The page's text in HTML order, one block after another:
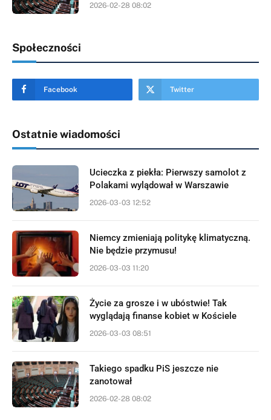
2026-02-28 08:02
Społeczności
Facebook Twitter
Ostatnie wiadomości
Ucieczka z piekła: Pierwszy samolot z
Polakami wylądował w Warszawie
2026-03-03 12:52
Niemcy zmieniają politykę klimatyczną.
Nie będzie przymusu!
2026-03-03 11:20
Życie za grosze i w ubóstwie! Tak
wyglądają finanse kobiet w Kościele
2026-03-03 08:51
Takiego spadku PiS jeszcze nie
zanotował
2026-02-28 08:02